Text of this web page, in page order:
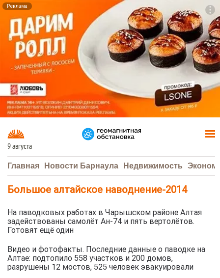
Реклама
9 августа
Главная Новости Барнаула Недвижимость
Большое алтайское наводнение-2014
На паводковых работах в Чарышском районе Алтая
задействованы самолёт Ан-74 и пять вертолётов.
Готовят ещё один
Видео и фотофакты. Последние данные о паводке на
Алтае: подтопило 558 участков и 200 домов,
разрушены 12 мостов, 525 человек эвакуировали